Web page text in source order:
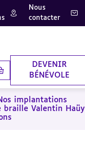
Nous
contacter
DEVENIR
BÉNÉVOLE
implantations
braille Valentin Haüy